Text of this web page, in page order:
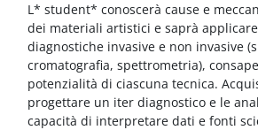
Vai al contenuto principale
Blocchi
L* student* conoscerà cause e
dei materiali artistici e saprà
diagnostiche invasive e non invasive
cromatografia, spettrometria),
potenzialità di ciascuna tecnica.
progettare un iter diagnostico e le
capacità di interpretare dati e fonti